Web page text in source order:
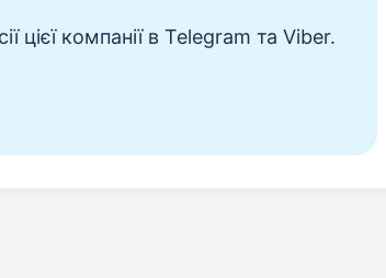
цієї компанії в Telegram та Viber.